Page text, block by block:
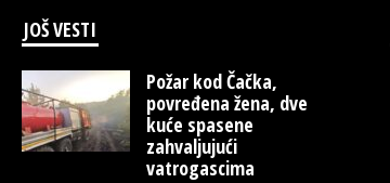
JOŠ VESTI
Požar kod Čačka,
povređena žena, dve
kuće spasene
zahvaljujući
vatrogascima